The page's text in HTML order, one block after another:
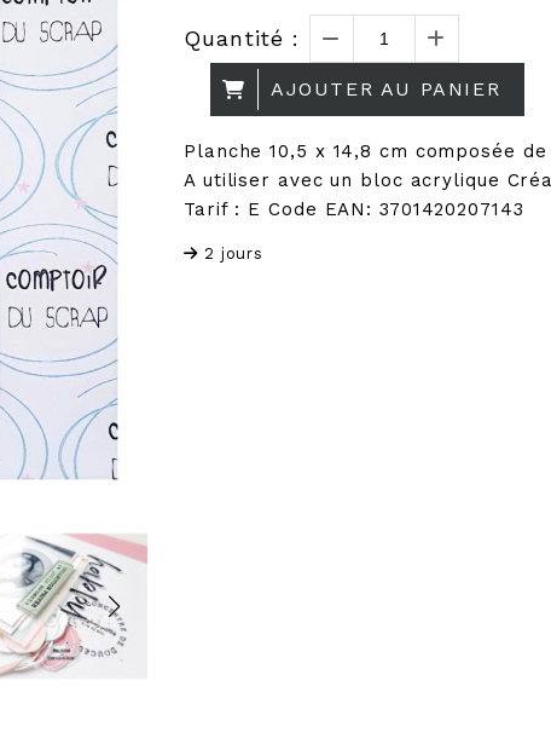
Quantité :
AJOUTER AU PANIER
Planche 10,5 x 14,8 cm composée
A utiliser avec un bloc acrylique
Tarif : E Code EAN: 3701420207143
2 jours